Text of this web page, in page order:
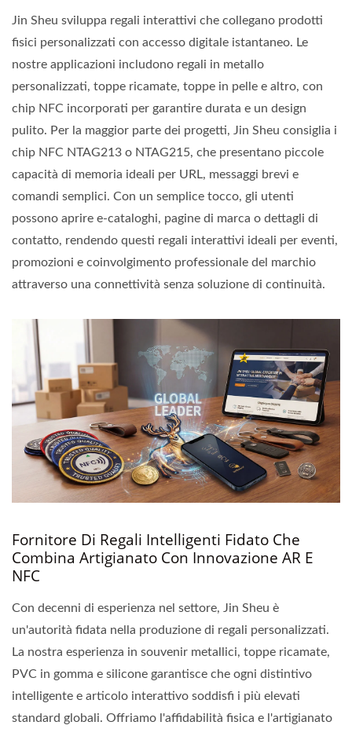
Jin Sheu sviluppa regali interattivi che collegano prodotti
fisici personalizzati con accesso digitale istantaneo. Le
nostre applicazioni includono regali in metallo
personalizzati, toppe ricamate, toppe in pelle e altro, con
chip NFC incorporati per garantire durata e un design
pulito. Per la maggior parte dei progetti, Jin Sheu consiglia i
chip NFC NTAG213 o NTAG215, che presentano piccole
capacità di memoria ideali per URL, messaggi brevi e
comandi semplici. Con un semplice tocco, gli utenti
possono aprire e-cataloghi, pagine di marca o dettagli di
contatto, rendendo questi regali interattivi ideali per eventi,
promozioni e coinvolgimento professionale del marchio
attraverso una connettività senza soluzione di continuità.
Fornitore Di Regali Intelligenti Fidato Che
Combina Artigianato Con Innovazione AR E
NFC
Con decenni di esperienza nel settore, Jin Sheu è
un'autorità fidata nella produzione di regali personalizzati.
La nostra esperienza in souvenir metallici, toppe ricamate,
PVC in gomma e silicone garantisce che ogni distintivo
intelligente e articolo interattivo soddisfi i più elevati
standard globali. Offriamo l'affidabilità fisica e l'artigianato